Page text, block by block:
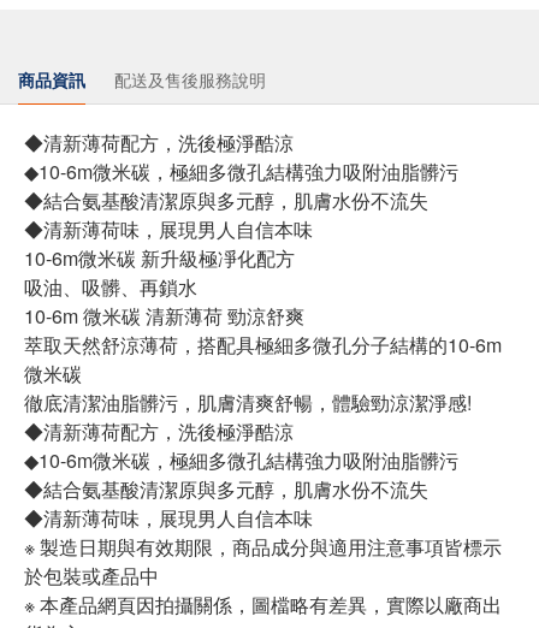
商品資訊 配送及售後服務說明
◆清新薄荷配方，洗後極淨酷涼
◆10-6m微米碳，極細多微孔結構強力吸附油脂髒污
◆結合氨基酸清潔原與多元醇，肌膚水份不流失
◆清新薄荷味，展現男人自信本味
10-6m微米碳 新升級極凈化配方
吸油、吸髒、再鎖水
10-6m 微米碳 清新薄荷 勁涼舒爽
萃取天然舒涼薄荷，搭配具極細多微孔分子結構的10-6m
微米碳
徹底清潔油脂髒污，肌膚清爽舒暢，體驗勁涼潔淨感!
◆清新薄荷配方，洗後極淨酷涼
◆10-6m微米碳，極細多微孔結構強力吸附油脂髒污
◆結合氨基酸清潔原與多元醇，肌膚水份不流失
◆清新薄荷味，展現男人自信本味
※ 製造日期與有效期限，商品成分與適用注意事項皆標示
於包裝或產品中
※ 本產品網頁因拍攝關係，圖檔略有差異，實際以廠商出